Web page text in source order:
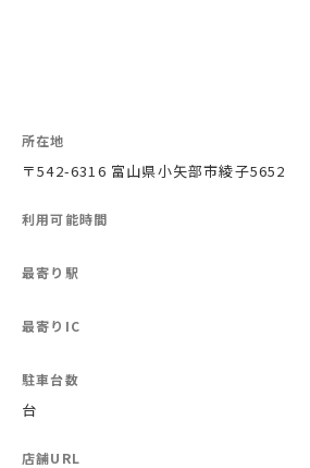
所在地
〒542-6316 富山県小矢部市綾子5652
利用可能時間
最寄り駅
最寄りIC
駐車台数
台
店舗URL